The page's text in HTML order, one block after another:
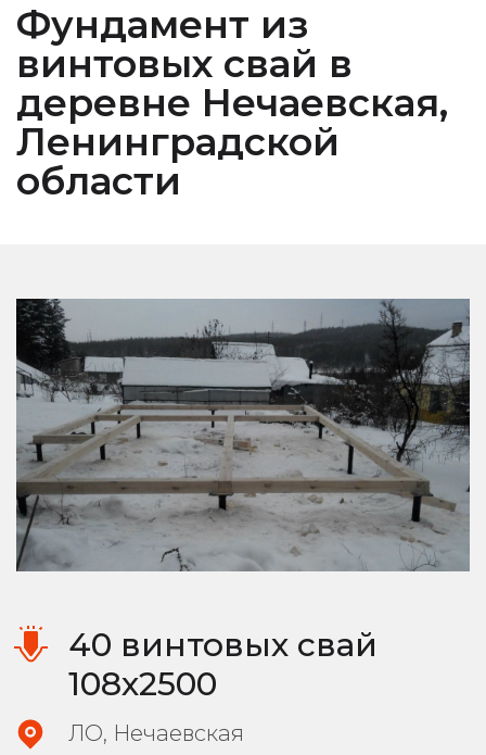
Фундамент из
винтовых свай в
деревне Нечаевская,
Ленинградской
области
40 винтовых свай
108х2500
ЛО, Нечаевская